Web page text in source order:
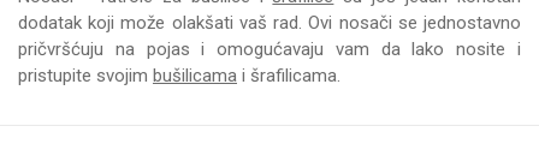
dodatak koji može olakšati vaš rad. Ovi nosači se jednostavno
pričvršćuju na pojas i omogućavaju vam da lako nosite i
pristupite svojim bušilicama i šrafilicama.